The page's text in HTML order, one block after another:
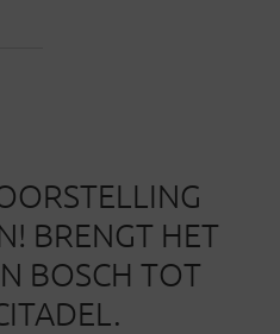
BRENGT HET
BOSCH TOT